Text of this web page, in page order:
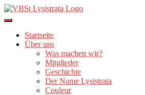
Direkt
zum
Startseite
Über uns
Was machen wir?
Mitglieder
Geschichte
Der Name Lysistrata
Couleur